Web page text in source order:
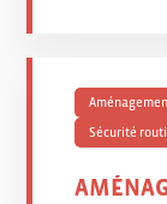
Sécurité